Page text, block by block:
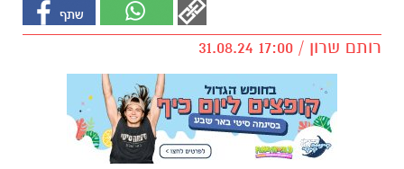
רותם שרון / 17:00 31.08.24